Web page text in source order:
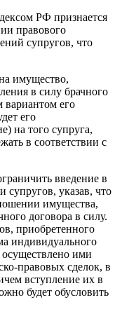
РФ признается
правового
супругов, что
имущество,
в силу брачного
его
его
на того супруга,
в соответствии с
введение в
супругов, указав, что
имущества,
договора в силу.
приобретенного
индивидуального
ими
правовых сделок, в
вступление их в
будет обусловить